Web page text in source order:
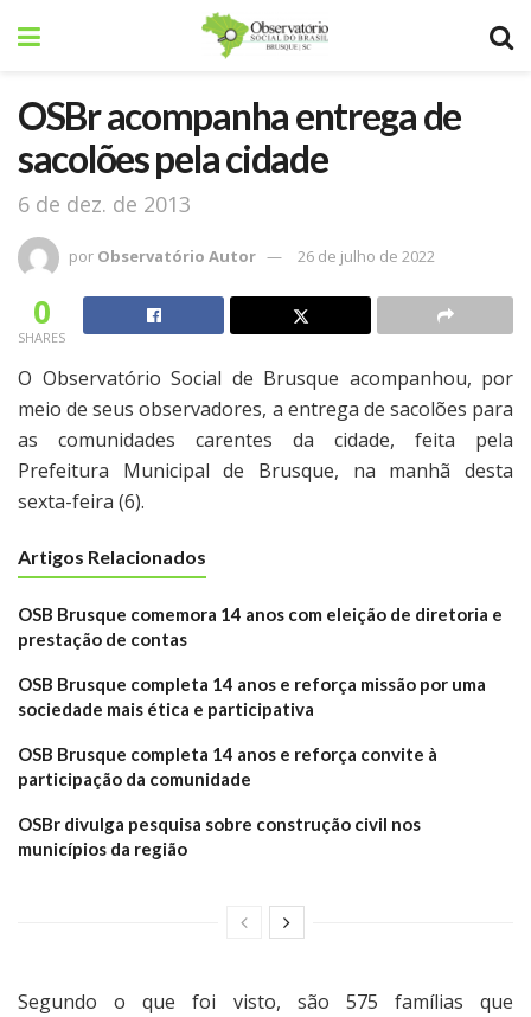
OSBr acompanha entrega de
sacolões pela cidade
6 de dez. de 2013
por Observatório Autor 26 de julho de 2022
0
SHARES
O Observatório Social de Brusque acompanhou, por
meio de seus observadores, a entrega de sacolões para
as comunidades carentes da cidade, feita pela
Prefeitura Municipal de Brusque, na manhã desta
sexta-feira (6).
Artigos Relacionados
OSB Brusque comemora 14 anos com eleição de diretoria e
prestação de contas
OSB Brusque completa 14 anos e reforça missão por uma
sociedade mais ética e participativa
OSB Brusque completa 14 anos e reforça convite à
participação da comunidade
OSBr divulga pesquisa sobre construção civil nos
municípios da região
Segundo o que foi visto, são 575 famílias que